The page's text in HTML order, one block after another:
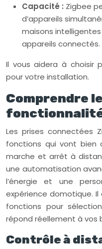
Capacité : Zigbee
d’appareils
maisons
appareils connectés.
Il vous aidera à choisir
pour votre installation.
Comprendre
Les prises connectées
fonctions qui vont bien
marche et arrêt à
une automatisation
l’énergie et une
expérience domotique.
fonctions pour
répond réellement à vos
Contrôle à